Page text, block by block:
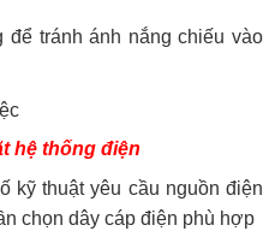
tránh ánh nắng chiếu vào
hệ thống điện
kỹ thuật yêu cầu nguồn điện
chọn dây cáp điện phù hợp